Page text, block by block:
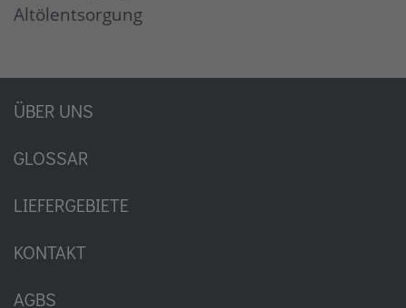
Altölentsorgung
ÜBER UNS
GLOSSAR
LIEFERGEBIETE
KONTAKT
AGBS